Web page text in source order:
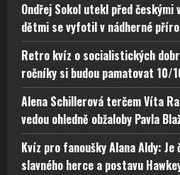
Ondřej Sokol utekl před českými
dětmi se vyfotil v nádherné
Retro kvíz o socialistických
ročníky si budou pamatovat 10/
Alena Schillerová terčem Víta
vedou ohledně obžaloby Pavla
Kvíz pro fanoušky Alana Aldy:
slavného herce a postavu